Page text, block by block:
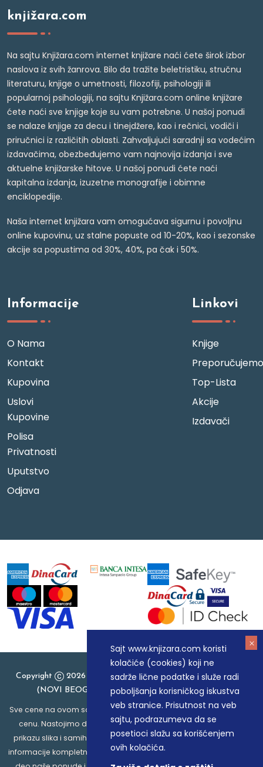
Sajt www.knjizara.com koristi
kolačiće (cookies) koji ne
sadrže lične podatke i služe radi
poboljšanja korisničkog iskustva
veb stranice. Prisutnost na veb
sajtu, podrazumeva da se
posetioci slažu sa korišćenjem
ovih kolačića.
knjižara.com
Na sajtu Knjižara.com internet knjižare naći ćete širok izbor
naslova iz svih žanrova. Bilo da tražite beletristiku, stručnu
literaturu, knjige o umetnosti, filozofiji, psihologiji ili
popularnoj psihologiji, na sajtu Knjižara.com online knjižare
ćete naći sve knjige koje su vam potrebne. U našoj ponudi
se nalaze knjige za decu i tinejdžere, kao i rečnici, vodiči i
priručnici iz različitih oblasti. Zahvaljujući saradnji sa vodećim
izdavačima, obezbeđujemo vam najnovija izdanja i sve
aktuelne knjižarske hitove. U našoj ponudi ćete naći
kapitalna izdanja, izuzetne monografije i obimne
enciklopedije.
Naša internet knjižara vam omogućava sigurnu i povoljnu
online kupovinu, uz stalne popuste od 10-20%, kao i sezonske
akcije sa popustima od 30%, 40%, pa čak i 50%.
Informacije
O Nama
Kontakt
Kupovina
Uslovi
Kupovine
Polisa
Privatnosti
Uputstvo
Odjava
Linkovi
Knjige
Preporučujemo
Top-Lista
Akcije
Izdavači
Copyright
2026 Knjizara.com - MAKART DOO BEOGRAD
(NOVI BEOGRAD), PIB: 105184104, MB: 20337524
Sve cene na ovom sajtu iskazane su u dinarima. PDV je uračunat u
cenu. Nastojimo da budemo što precizniji u opisu proizvoda,
prikazu slika i samih cena, ali ne možemo garantovati da su sve
informacije kompletne i bez grešaka. Svi artikli prikazani na sajtu su